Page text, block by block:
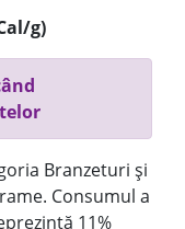
g)
Branzeturi și
Consumul a
11%